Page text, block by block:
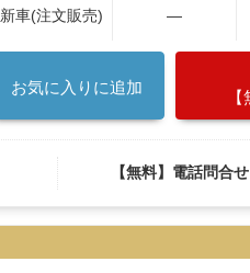
新車(注文販売) ―
お気に入りに追加
【無料】電話問合せ